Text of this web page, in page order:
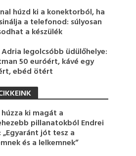
húzd ki a konektorból, ha
a telefonod: súlyosan
a készülék
Adria legolcsóbb üdülőhelye:
50 euróért, kávé egy
ebéd ötért
húzza ki magát a
pillanatokból Endrei
„Egyaránt jót tesz a
és a lelkemnek”